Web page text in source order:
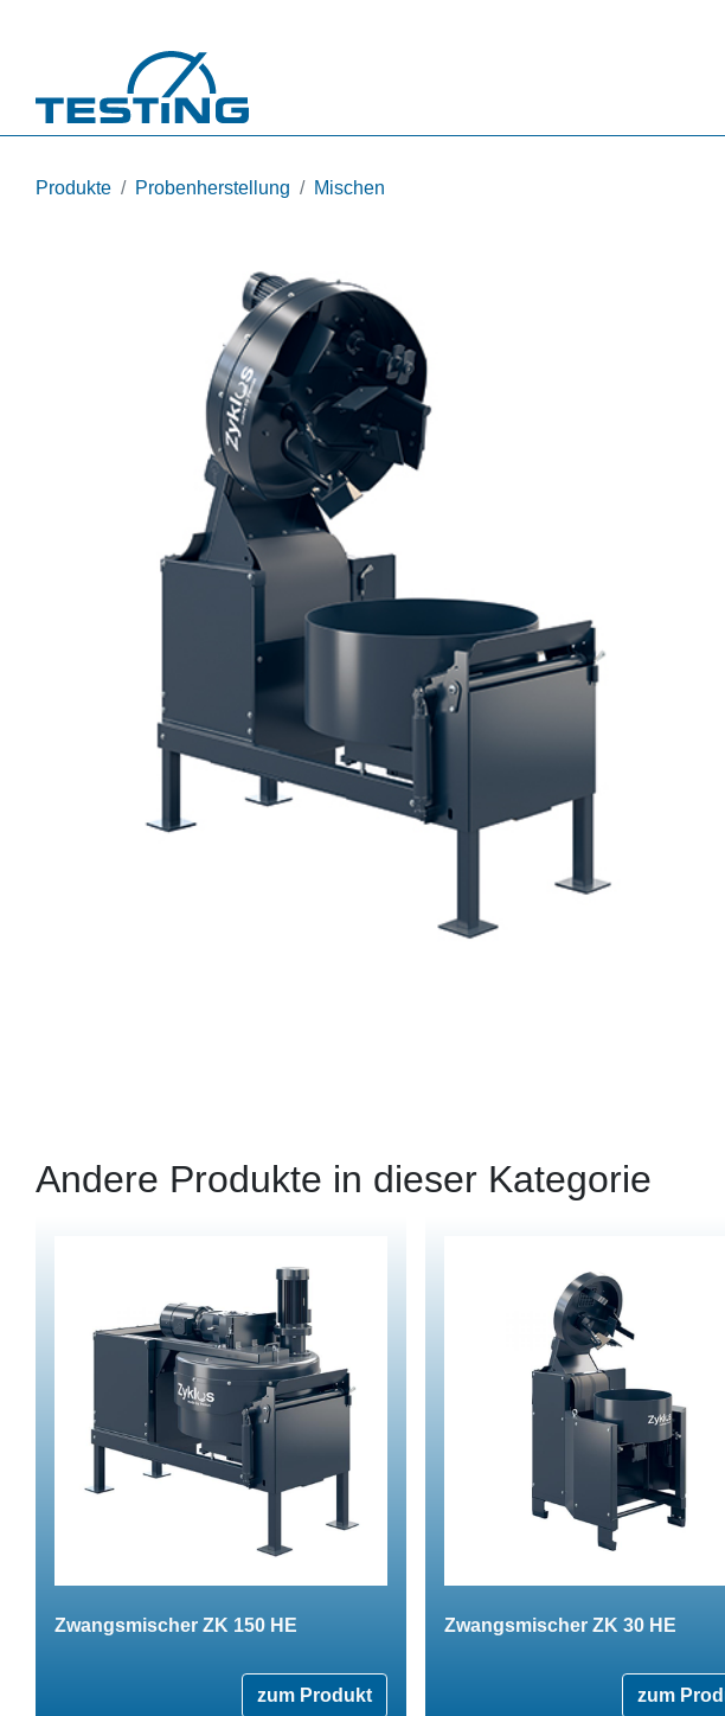
Produkte Probenherstellung Mischen
Andere Produkte in dieser Kategorie
Zwangsmischer ZK 150 HE
zum Produkt
Zwangsmischer ZK 30 HE
zum